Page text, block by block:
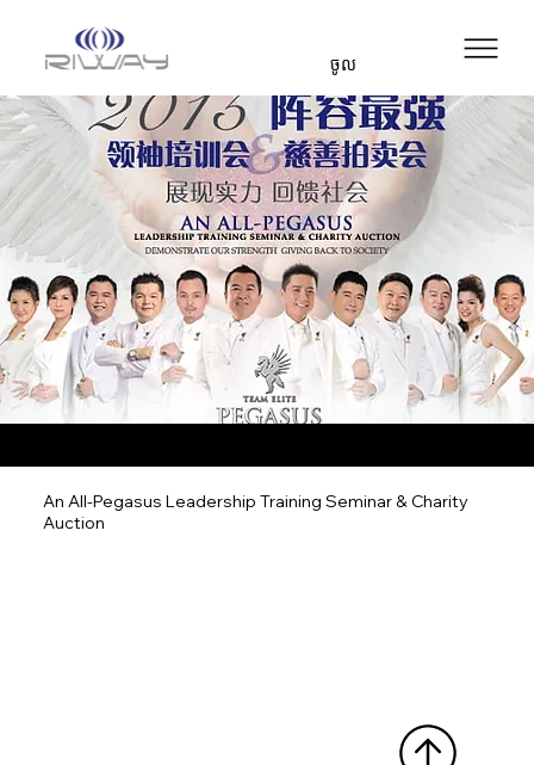
ចូល
An All-Pegasus Leadership Training Seminar & Charity
Auction